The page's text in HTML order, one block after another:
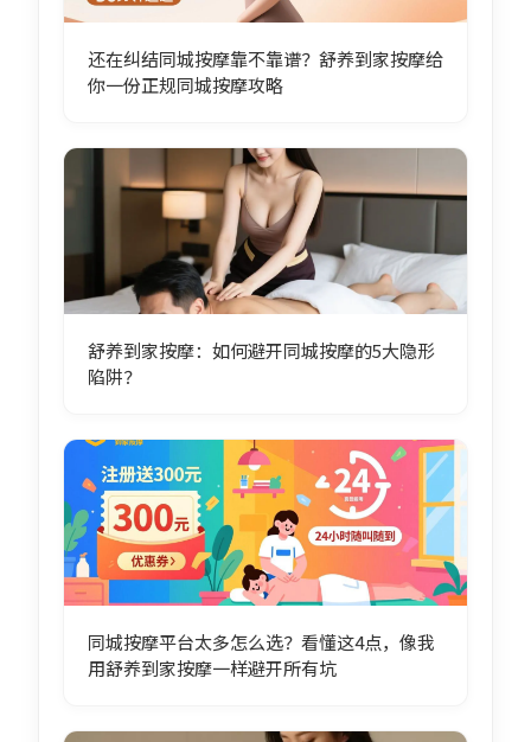
还在纠结同城按摩靠不靠谱？舒养到家按摩给
你一份正规同城按摩攻略
舒养到家按摩：如何避开同城按摩的5大隐形
陷阱？
同城按摩平台太多怎么选？看懂这4点，像我
用舒养到家按摩一样避开所有坑